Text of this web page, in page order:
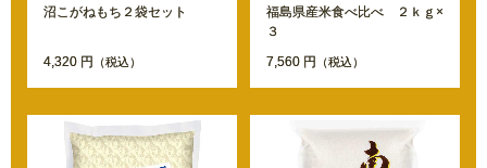
沼こがねもち２袋セット
4,320 円 （税込）
福島県産米食べ比べ ２ｋｇ×
３
7,560 円 （税込）